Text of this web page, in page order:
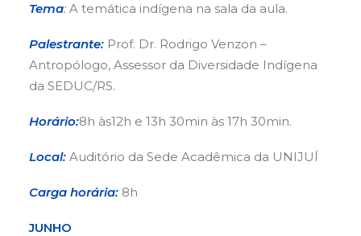
Tema: A temática indígena na sala da aula.
Palestrante: Prof. Dr. Rodrigo Venzon –
Antropólogo, Assessor da Diversidade Indígena
da SEDUC/RS.
Horário:8h às12h e 13h 30min às 17h 30min.
Local: Auditório da Sede Acadêmica da UNIJUÍ
Carga horária: 8h
JUNHO